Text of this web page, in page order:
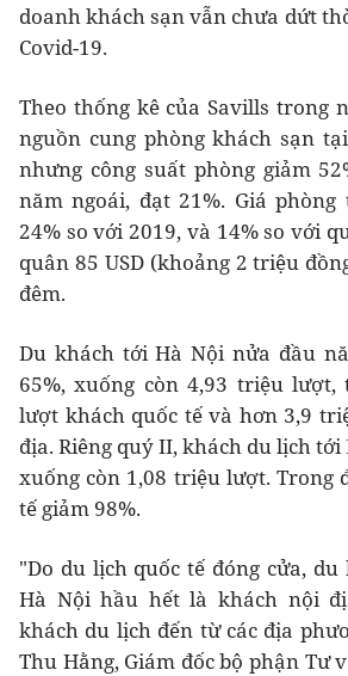
doanh khách sạn vẫn chưa dứt
Covid-19.
Theo thống kê của Savills trong
nguồn cung phòng khách sạn
nhưng công suất phòng giảm
năm ngoái, đạt 21%. Giá
24% so với 2019, và 14% so với
quân 85 USD (khoảng 2 triệu
đêm.
Du khách tới Hà Nội nửa đầu
65%, xuống còn 4,93 triệu lượt,
lượt khách quốc tế và hơn 3,9
địa. Riêng quý II, khách du lịch tới
xuống còn 1,08 triệu lượt. Trong
tế giảm 98%.
"Do du lịch quốc tế đóng cửa,
Hà Nội hầu hết là khách nội
khách du lịch đến từ các địa
Thu Hằng, Giám đốc bộ phận Tư